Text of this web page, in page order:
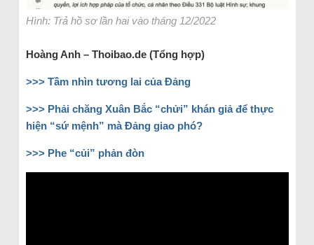
Hình: Trả hồ sơ lần hai vào tháng 12/2022
Hoàng Anh – Thoibao.de (Tổng hợp)
>>> Tầm nhìn tương lai của Đảng
>>> Phải chăng Xuân Bắc “chửi” khán giả để thực
hiện “sứ mệnh” mà Đảng giao phó?
>>> Phe “củi” phản đòn